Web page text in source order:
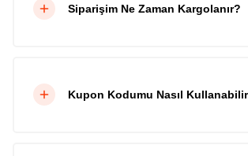
Siparişim Ne Zaman Kargolanır?
Kupon Kodumu Nasıl